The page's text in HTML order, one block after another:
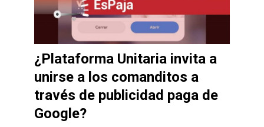
¿Plataforma Unitaria invita a
unirse a los comanditos a
través de publicidad paga de
Google?